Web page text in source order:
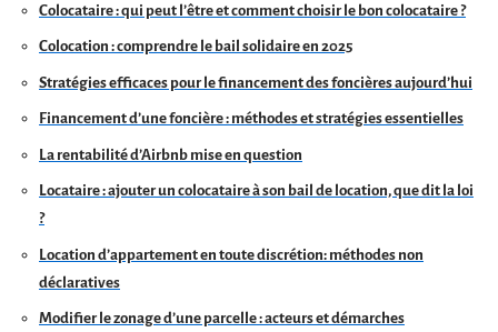
Colocataire : qui peut l’être et comment choisir le bon colocataire ?
Colocation : comprendre le bail solidaire en 2025
Stratégies efficaces pour le financement des foncières aujourd’hui
Financement d’une foncière : méthodes et stratégies essentielles
La rentabilité d’Airbnb mise en question
Locataire : ajouter un colocataire à son bail de location, que dit la loi
?
Location d’appartement en toute discrétion: méthodes non
déclaratives
Modifier le zonage d’une parcelle : acteurs et démarches